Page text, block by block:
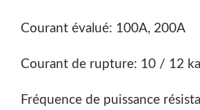
Courant évalué: 100A, 200A
Courant de rupture: 10 / 12 ka
Fréquence de puissance